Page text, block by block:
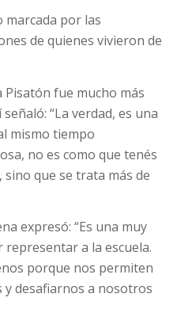
marcada por las
de quienes vivieron de
Pisatón fue mucho más
“La verdad, es una
mismo tiempo
no es como que tenés
que se trata más de
expresó: “Es una muy
a la escuela.
porque nos permiten
y desafiarnos a nosotros